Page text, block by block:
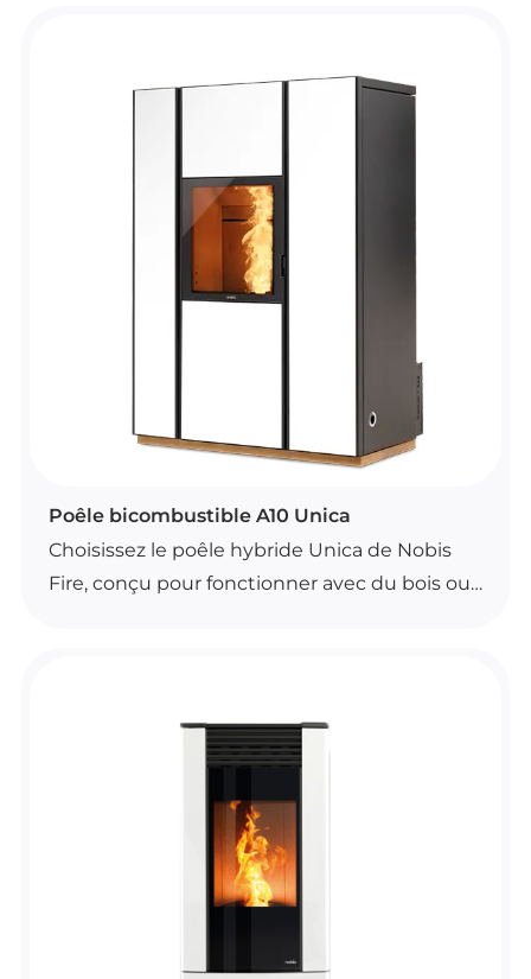
POÊLES BICOMBUSTIBLES
Poêle bicombustible A10 Unica
Choisissez le poêle hybride Unica de Nobis
Fire, conçu pour fonctionner avec du bois ou
Disponible en plusieurs finitions, il s’intègre
fonctionnalités comme la télécommande, le
Wi-Fi et le nettoyage automatique du brasier
apportent encore plus de confort au